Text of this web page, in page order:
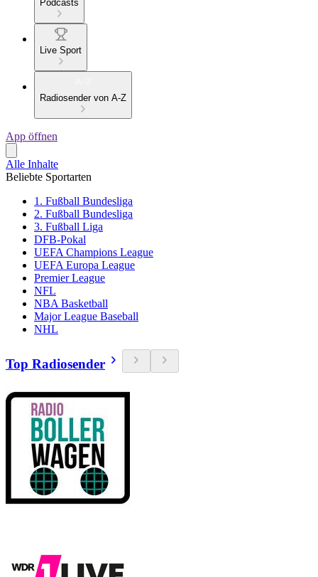
Podcasts
Live Sport
Radiosender von A-Z
App öffnen
Alle Inhalte
Beliebte Sportarten
1. Fußball Bundesliga
2. Fußball Bundesliga
3. Fußball Liga
DFB-Pokal
UEFA Champions League
UEFA Europa League
Premier League
NFL
NBA Basketball
Major League Baseball
NHL
Top Radiosender